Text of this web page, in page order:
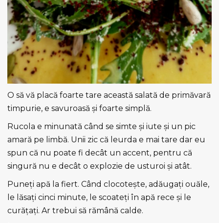
O să vă placă foarte tare această salată de primăvară
timpurie, e savuroasă şi foarte simplă.
Rucola e minunată când se simte şi iute şi un pic
amară pe limbă. Unii zic că leurda e mai tare dar eu
spun că nu poate fi decât un accent, pentru că
singură nu e decât o explozie de usturoi şi atât.
Puneți apă la fiert. Când clocoteşte, adăugați ouăle,
le lăsați cinci minute, le scoateți în apă rece şi le
curățați. Ar trebui să rămână calde.